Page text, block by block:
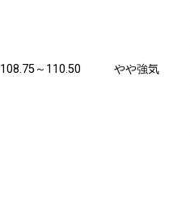
108.75～110.50 やや強気